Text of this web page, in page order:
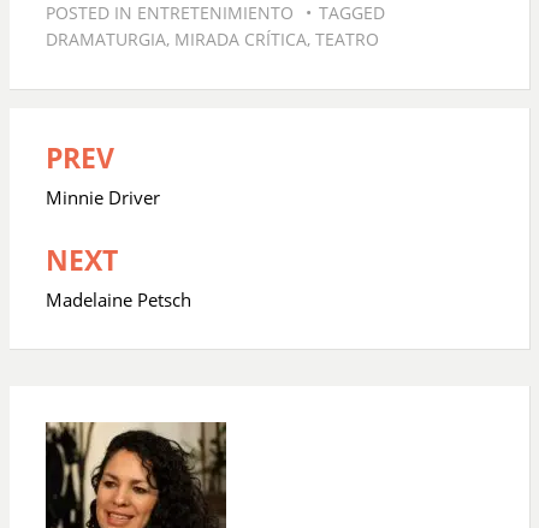
POSTED IN ENTRETENIMIENTO
TAGGED
DRAMATURGIA, MIRADA CRÍTICA, TEATRO
Navegación
de
PREV
Minnie Driver
NEXT
Madelaine Petsch